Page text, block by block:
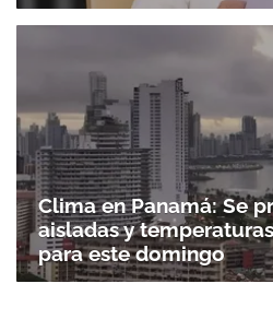
Clima en Panamá: Se
aisladas y
para este domingo